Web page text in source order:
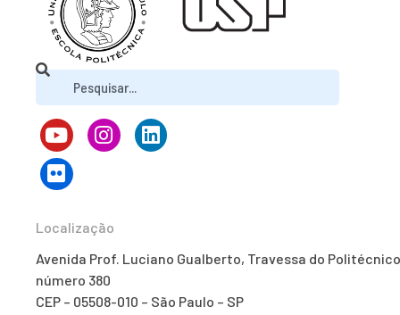
Localização
Avenida Prof. Luciano Gualberto, Travessa do
número 380
CEP – 05508-010 – São Paulo – SP